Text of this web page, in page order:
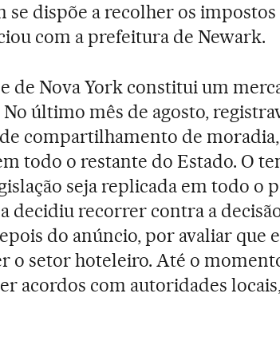
se dispõe a recolher os
com a prefeitura de Newark.
de Nova York constitui um
No último mês de agosto,
compartilhamento de moradia,
todo o restante do Estado. O
seja replicada em todo o
decidiu recorrer contra a
do anúncio, por avaliar que
o setor hoteleiro. Até o
acordos com autoridades locais,